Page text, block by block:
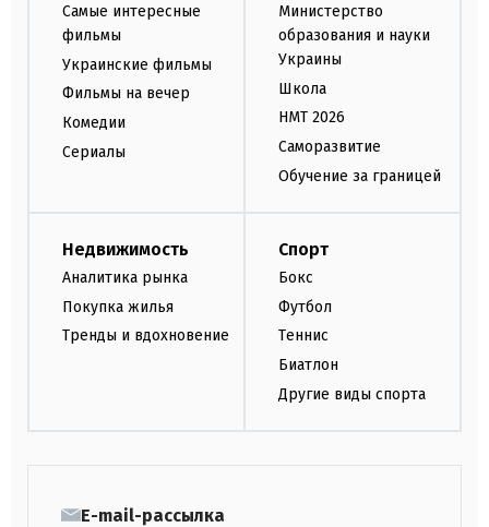
Самые интересные
фильмы
Украинские фильмы
Фильмы на вечер
Комедии
Сериалы
Министерство
образования и науки
Украины
Школа
НМТ 2026
Саморазвитие
Обучение за границей
Недвижимость
Аналитика рынка
Покупка жилья
Тренды и вдохновение
Спорт
Бокс
Футбол
Теннис
Биатлон
Другие виды спорта
E-mail-рассылка